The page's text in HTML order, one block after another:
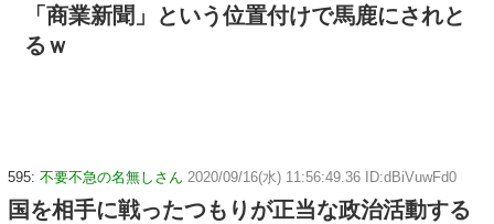
「商業新聞」という位置付けで馬鹿にされと
るｗ
595: 不要不急の名無しさん 2020/09/16(水) 11:56:49.36 ID:dBiVuwFd0
国を相手に戦ったつもりが正当な政治活動する